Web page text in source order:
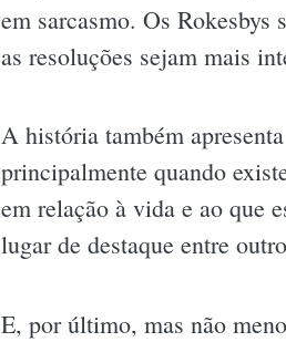
em sarcasmo. Os
as resoluções sejam mais
A história também
principalmente quando
em relação à vida e ao que
lugar de destaque entre
E, por último, mas não